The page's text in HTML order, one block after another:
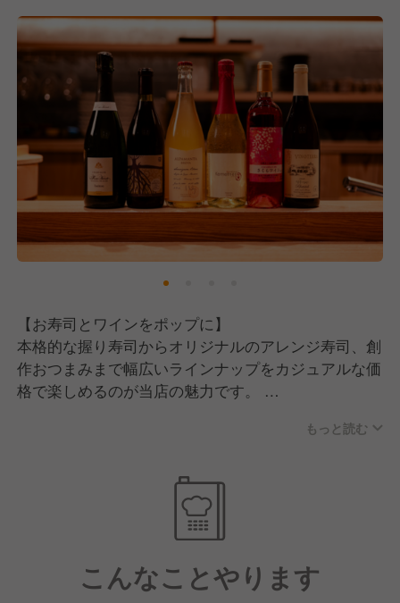
そして、私たちはスキルや経験ではなく、あなたの
「人間性と素直さ」を見ています。
これには、日本が誇る実業家・稲盛和夫氏が唱えた
「人生の方程式＝能力×情熱×考え方」という言葉が
根底にあります。
能力や情熱はもちろん大切ですが、中でも「考え方」
がプラスに向いているかどうかが、仕事においては最
も重要だと考えています。
疲れた時やしんどい時、誰だってネガティブな気持ち
になることはあります。
ただ、それを口に出して周りに伝えてしまうと、スタ
ッフにもお客様にも伝染していってしまう。
だからこそ私たちは、口に出す言葉はポジティブに、
周りにいい影響を与えられる人と一緒に働きたいと考
えています。
■言い訳をせず、前向きに物事に取り組める方
■周りにいい影響を与えられる方
■自分の夢や目標を持って仕事に向き合える方
【お寿司とワインをポップに】
本格的な握り寿司からオリジナルのアレンジ寿司、創
作おつまみまで幅広いラインナップをカジュアルな価
格で楽しめるのが当店の魅力です。
種を一度に楽しめる看板メニュー「まぐろ三重奏」や
テに海老といくらを乗せた「ホタテの花飾り」のほ
か、カジュアルな居酒屋メニューや季節の食材を取り
入れた新メニューなども提供しています。
お酒は、ソムリエが寿司に合わせることを考慮して厳
選したワインを用意。赤は軽めのもの、白はシャリや
もっと読む
こんなことやります